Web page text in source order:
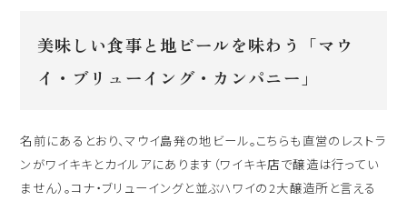
美味しい食事と地ビールを味わう「マウ
イ・ブリューイング・カンパニー」
名前にあるとおり、マウイ島発の地ビール。こちらも直営のレストラ
ンがワイキキとカイルアにあります（ワイキキ店で醸造は行ってい
ません）。コナ・ブリューイングと並ぶハワイの2大醸造所と言える